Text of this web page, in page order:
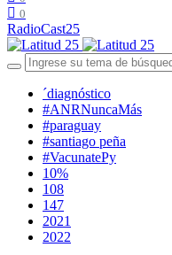
0
RadioCast25
´diagnóstico
#ANRNuncaMás
#paraguay
#santiago peña
#VacunatePy
10%
108
147
2021
2022